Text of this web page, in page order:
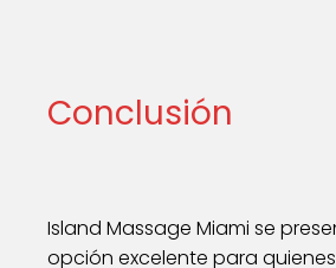
Conclusión
Island Massage Miami se
opción excelente para